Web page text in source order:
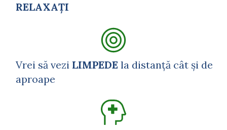
RELAXAȚI
Vrei să vezi LIMPEDE la distanță cât și de
aproape